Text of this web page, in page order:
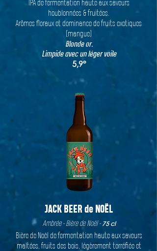
IPA de fermentation haute aux saveurs
houblonnées & fruitées.
Arômes floraux et dominance de fruits exotiques
(mangue)
Blonde or.
Limpide avec un léger voile
5,9°
JACK BEER de NOËL
Ambrée - Bière de Noël - 75 cl
Bière de Noël de fermentation haute aux saveurs
maltées, fruits des bois, légèrement torréfiée et